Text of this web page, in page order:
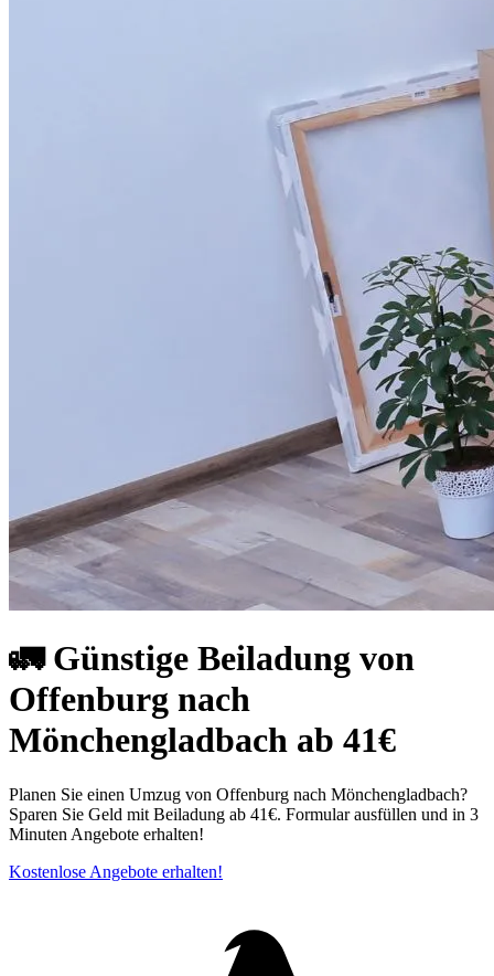
🚛 Günstige Beiladung von
Offenburg nach
Mönchengladbach ab 41€
Planen Sie einen Umzug von Offenburg nach Mönchengladbach?
Sparen Sie Geld mit Beiladung ab 41€. Formular ausfüllen und in 3
Minuten Angebote erhalten!
Kostenlose Angebote erhalten!